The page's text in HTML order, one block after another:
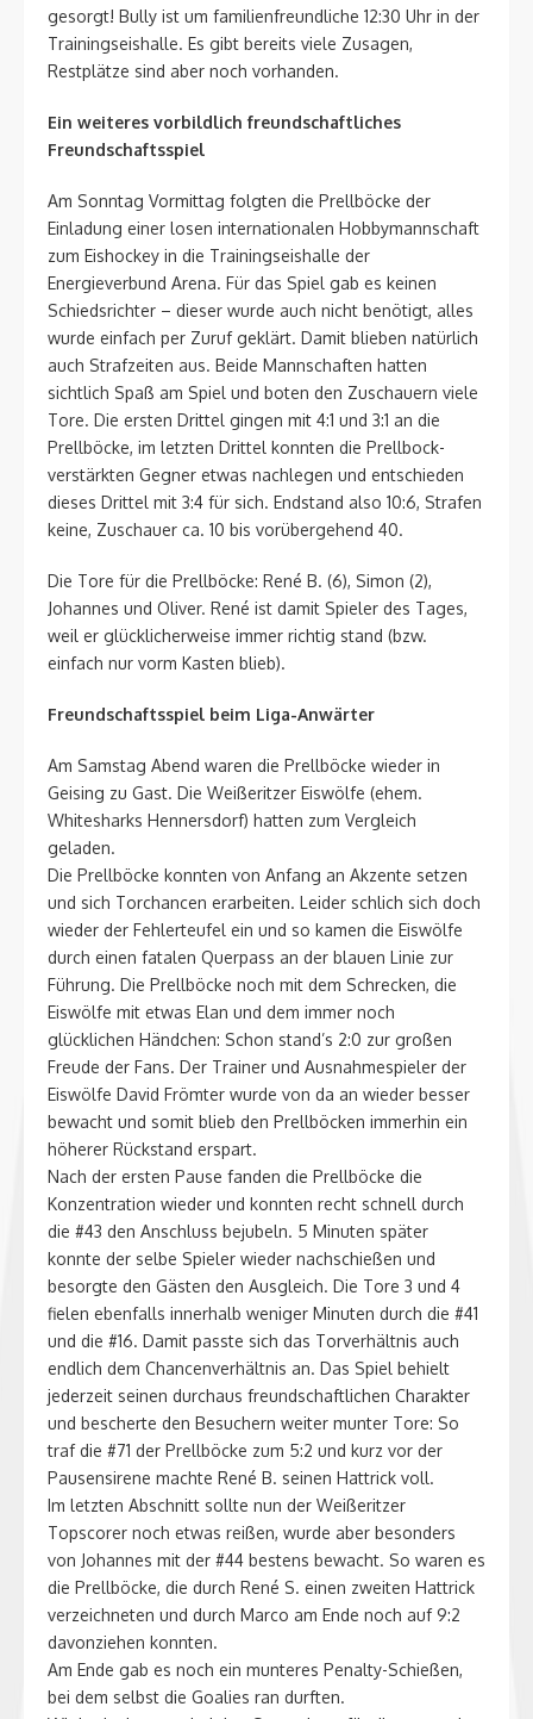
gesorgt! Bully ist um familienfreundliche 12:30 Uhr in der
Trainingseishalle. Es gibt bereits viele Zusagen,
Restplätze sind aber noch vorhanden.
Ein weiteres vorbildlich freundschaftliches
Freundschaftsspiel
Am Sonntag Vormittag folgten die Prellböcke der
Einladung einer losen internationalen Hobbymannschaft
zum Eishockey in die Trainingseishalle der
Energieverbund Arena. Für das Spiel gab es keinen
Schiedsrichter – dieser wurde auch nicht benötigt, alles
wurde einfach per Zuruf geklärt. Damit blieben natürlich
auch Strafzeiten aus. Beide Mannschaften hatten
sichtlich Spaß am Spiel und boten den Zuschauern viele
Tore. Die ersten Drittel gingen mit 4:1 und 3:1 an die
Prellböcke, im letzten Drittel konnten die Prellbock-
verstärkten Gegner etwas nachlegen und entschieden
dieses Drittel mit 3:4 für sich. Endstand also 10:6, Strafen
keine, Zuschauer ca. 10 bis vorübergehend 40.
Die Tore für die Prellböcke: René B. (6), Simon (2),
Johannes und Oliver. René ist damit Spieler des Tages,
weil er glücklicherweise immer richtig stand (bzw.
einfach nur vorm Kasten blieb).
Freundschaftsspiel beim Liga-Anwärter
Am Samstag Abend waren die Prellböcke wieder in
Geising zu Gast. Die Weißeritzer Eiswölfe (ehem.
Whitesharks Hennersdorf) hatten zum Vergleich
geladen.
Die Prellböcke konnten von Anfang an Akzente setzen
und sich Torchancen erarbeiten. Leider schlich sich doch
wieder der Fehlerteufel ein und so kamen die Eiswölfe
durch einen fatalen Querpass an der blauen Linie zur
Führung. Die Prellböcke noch mit dem Schrecken, die
Eiswölfe mit etwas Elan und dem immer noch
glücklichen Händchen: Schon stand’s 2:0 zur großen
Freude der Fans. Der Trainer und Ausnahmespieler der
Eiswölfe David Frömter wurde von da an wieder besser
bewacht und somit blieb den Prellböcken immerhin ein
höherer Rückstand erspart.
Nach der ersten Pause fanden die Prellböcke die
Konzentration wieder und konnten recht schnell durch
die #43 den Anschluss bejubeln. 5 Minuten später
konnte der selbe Spieler wieder nachschießen und
besorgte den Gästen den Ausgleich. Die Tore 3 und 4
fielen ebenfalls innerhalb weniger Minuten durch die #41
und die #16. Damit passte sich das Torverhältnis auch
endlich dem Chancenverhältnis an. Das Spiel behielt
jederzeit seinen durchaus freundschaftlichen Charakter
und bescherte den Besuchern weiter munter Tore: So
traf die #71 der Prellböcke zum 5:2 und kurz vor der
Pausensirene machte René B. seinen Hattrick voll.
Im letzten Abschnitt sollte nun der Weißeritzer
Topscorer noch etwas reißen, wurde aber besonders
von Johannes mit der #44 bestens bewacht. So waren es
die Prellböcke, die durch René S. einen zweiten Hattrick
verzeichneten und durch Marco am Ende noch auf 9:2
davonziehen konnten.
Am Ende gab es noch ein munteres Penalty-Schießen,
bei dem selbst die Goalies ran durften.